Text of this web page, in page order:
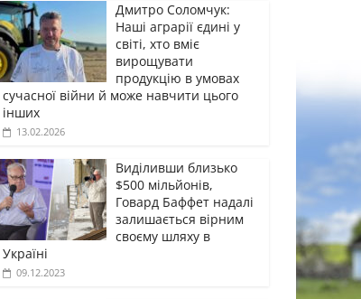
Дмитро Соломчук:
Наші аграрії єдині у
світі, хто вміє
вирощувати
продукцію в умовах
сучасної війни й може навчити цього
інших
13.02.2026
Виділивши близько
$500 мільйонів,
Говард Баффет надалі
залишається вірним
своєму шляху в
Україні
09.12.2023